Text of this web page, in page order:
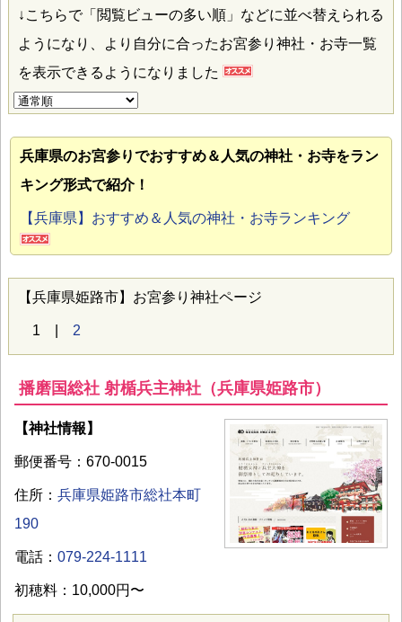
↓こちらで「閲覧ビューの多い順」などに並べ替えられる
ようになり、より自分に合ったお宮参り神社・お寺一覧
を表示できるようになりました
兵庫県のお宮参りでおすすめ＆人気の神社・お寺をラン
キング形式で紹介！
【兵庫県】おすすめ＆人気の神社・お寺ランキング
【兵庫県姫路市】お宮参り神社ページ
1 | 2
播磨国総社 射楯兵主神社（兵庫県姫路市）
【神社情報】
郵便番号：670-0015
住所： 兵庫県姫路市総社本町
190
電話： 079-224-1111
初穂料：10,000円〜